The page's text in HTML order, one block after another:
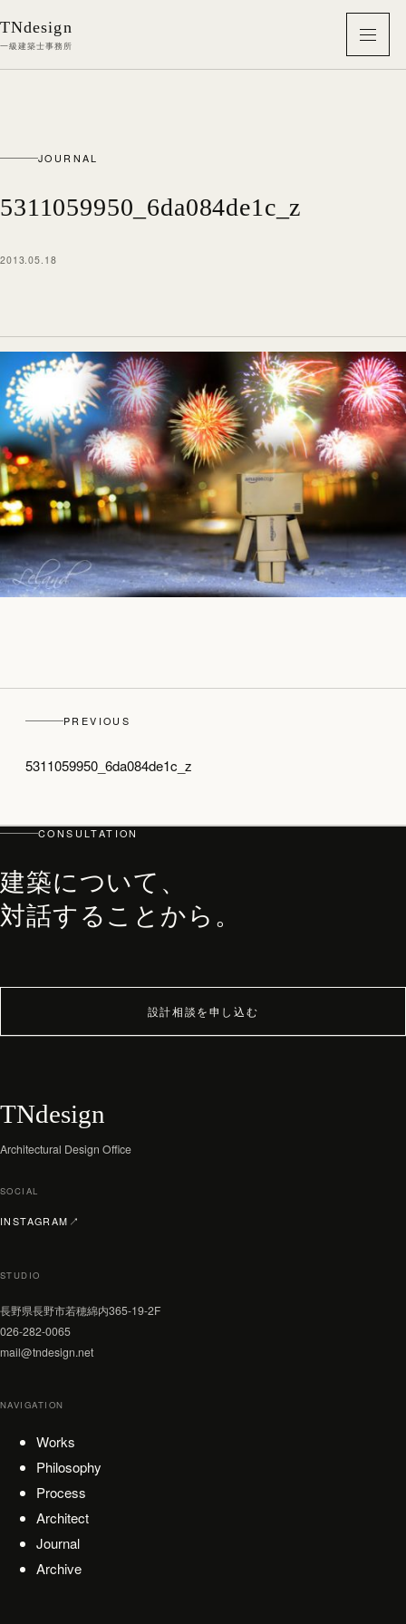
TNdesign
一級建築士事務所
PHILOSOPHY・PROCESS
WORKS
JOURNAL
メニ
JOURNAL
5311059950_6da084de1c_z
2013.05.18
PREVIOUS
5311059950_6da084de1c_z
CONSULTATION
建築について、
対話することから。
設計相談を申し込む
TNdesign
Architectural Design Office
SOCIAL
INSTAGRAM ↗
（新しいタブで開く）
STUDIO
長野県長野市若穂綿内365-19-2F
026-282-0065
mail@tndesign.net
NAVIGATION
Works
Philosophy
Process
Architect
Journal
Archive